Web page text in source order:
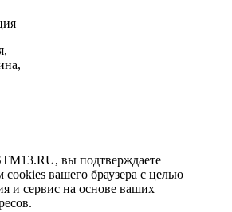
вы подтверждаете
cookies вашего браузера с целью
и сервис на основе ваших